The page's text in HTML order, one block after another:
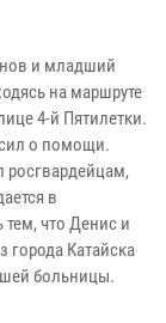
и младший
на маршруте
4-й Пятилетки.
о помощи.
росгвардейцам,
в
что Денис и
Катайска
больницы.